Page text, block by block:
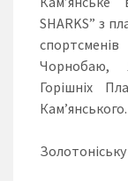
SHARKS” з
Чорнобаю,
Горішніх
Кам’янського.